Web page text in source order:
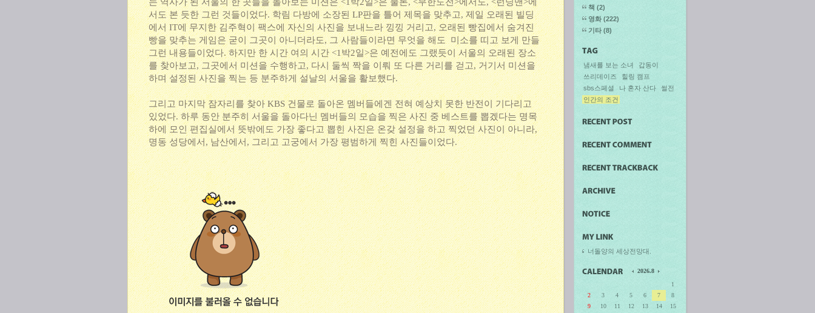
서도 본 듯한 그런 것들이었다. 학림 다방에 소장된 LP판을 틀어 제목을 맞추고, 제일 오래된 빌딩
에서 IT에 무지한 김주혁이 팩스에 자신의 사진을 보내느라 낑낑 거리고, 오래된 빵집에서 숨겨진
빵을 맞추는 게임은 굳이 그곳이 아니더라도, 그 사람들이라면 무엇을 해도 미소를 띠고 보게 만들
그런 내용들이었다. 하지만 한 시간 여의 시간 <1박2일>은 예전에도 그랬듯이 서울의 오래된 장소
를 찾아보고, 그곳에서 미션을 수행하고, 다시 둘씩 짝을 이뤄 또 다른 거리를 걷고, 거기서 미션을
하며 설정된 사진을 찍는 등 분주하게 설날의 서울을 활보했다.
그리고 마지막 잠자리를 찾아 KBS 건물로 돌아온 멤버들에겐 전혀 예상치 못한 반전이 기다리고
있었다. 하루 동안 분주히 서울을 돌아다닌 멤버들의 모습을 찍은 사진 중 베스트를 뽑겠다는 명목
하에 모인 편집실에서 뜻밖에도 가장 좋다고 뽑힌 사진은 온갖 설정을 하고 찍었던 사진이 아니라,
명동 성당에서, 남산에서, 그리고 고궁에서 가장 평범하게 찍힌 사진들이었다.
책 (2)
영화(222)
기타 (8)
냄새를 보는 소녀
갑동이
쓰리데이즈
힐링 캠프
sbs스페셜
나 혼자 산다
썰전
인간의 조건
너돌양의 세상전망대.
2026.8
1
2
3 4 5 6 7
8
9
10 11 12 13 14
15